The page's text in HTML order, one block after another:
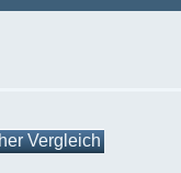
Vergleich